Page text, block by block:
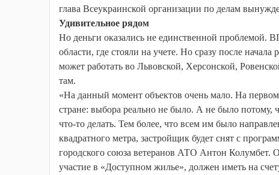
глава Всеукраинской организации по делам
Удивительное рядом
Но деньги оказались не единственной проблемой.
области, где стояли на учете. Но сразу после
может работать во Львовской, Херсонской,
там.
«На данный момент объектов очень мало. На
стране: выбора реально не было. А не было потому,
что-то делать. Тем более, что всем им было
квадратного метра, застройщик будет снят с
городского союза ветеранов АТО Антон
участие в «Доступном жилье», должен иметь на